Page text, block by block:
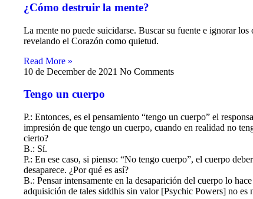
¿Cómo destruir la mente?
La mente no puede suicidarse. Buscar su fuente e ignorar los
revelando el Corazón como quietud.
Read More »
10 de December de 2021 No Comments
Tengo un cuerpo
P.: Entonces, es el pensamiento “tengo un cuerpo” el
impresión de que tengo un cuerpo, cuando en realidad no
cierto?
B.: Sí.
P.: En ese caso, si pienso: “No tengo cuerpo”, el cuerpo
desaparece. ¿Por qué es así?
B.: Pensar intensamente en la desaparición del cuerpo lo
adquisición de tales siddhis sin valor [Psychic Powers] no es